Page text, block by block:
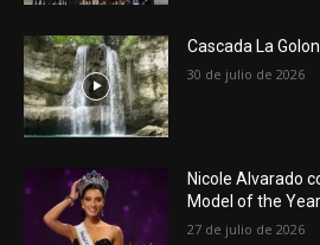
Cascada La
30 de julio de 2026
Nicole Alvarado
Model of the
27 de julio de 2026